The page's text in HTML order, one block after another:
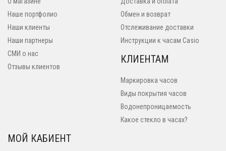
Наше портфолио
Наши клиенты
Наши партнеры
СМИ о нас
Отзывы клиентов
Обмен и возврат
Отслеживание доставки
Инструкции к часам Casio
КЛИЕНТАМ
Маркировка часов
Виды покрытия часов
Водонепроницаемость
Какое стекло в часах?
МОЙ КАБИЕНТ